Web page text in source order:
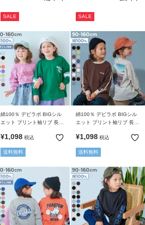
SALE SALE
綿100％ デビラボ BIGシル
エット プリント袖リブ 長袖
¥1,098 税込
送料無料
綿100％ デビラボ BIGシル
エット プリント袖リブ 長袖
¥1,098 税込
送料無料